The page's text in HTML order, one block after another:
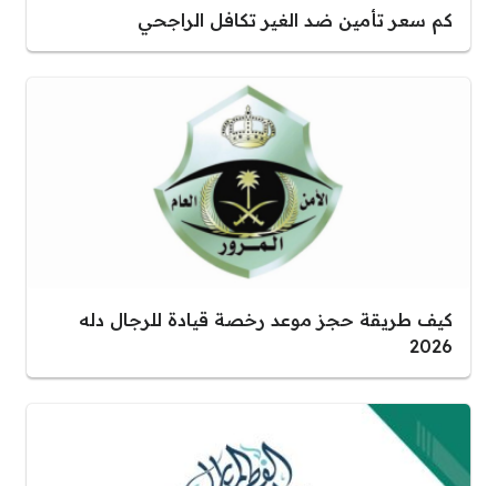
كم سعر تأمين ضد الغير تكافل الراجحي
كيف طريقة حجز موعد رخصة قيادة للرجال دله
2026